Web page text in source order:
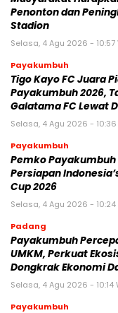
Penonton dan
Stadion
Selasa, 4 Agu 2026 - 10:57
Payakumbuh
Tigo Kayo FC Juara
Payakumbuh 2026,
Galatama FC Lewat
Selasa, 4 Agu 2026 - 10:36
Payakumbuh
Pemko
Persiapan
Cup 2026
Selasa, 4 Agu 2026 - 10:24
Padang
Payakumbuh
UMKM, Perkuat
Dongkrak Ekonomi
Selasa, 4 Agu 2026 - 10:14
Payakumbuh